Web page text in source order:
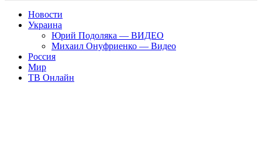
Новости
Украина
Юрий Подоляка — ВИДЕО
Михаил Онуфриенко — Видео
Россия
Мир
ТВ Онлайн